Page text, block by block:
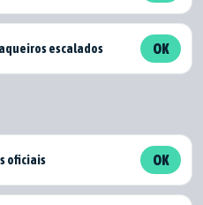
escalados OK
oficiais OK